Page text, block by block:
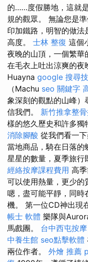
的……度假勝地，這就
規的觀眾。 無論您是
印加鐵路，明智的做
高度。 士林 整復 這個
夜晚的山頂，一個繁華
在毛衣上吐出涼爽的夜
Huayna google 搜尋
（Machu seo 關鍵字
象深刻的觀點的山峰）
信我們。 新竹推拿整
樣的悠久歷史和許多獨
消除腳酸 從我們看一
當地商品，騎在日落的
星星的數量，夏季旅行
經絡按摩課程費用 高
可以使用熱量，更少的
嗯，盡可能平靜，同時
機。 第一位CD神出現
帳士 軟體 樂隊與
馬戲團。 台中西屯按摩
中養生館 seo點擊軟體
兩位作者。 外燴 推薦